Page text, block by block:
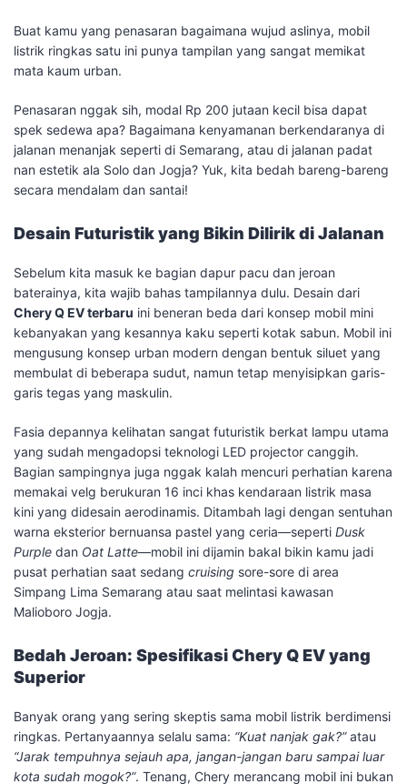
​Buat kamu yang penasaran bagaimana wujud aslinya, mobil
listrik ringkas satu ini punya tampilan yang sangat memikat
mata kaum urban.
Penasaran nggak sih, modal Rp 200 jutaan kecil bisa dapat
spek sedewa apa? Bagaimana kenyamanan berkendaranya di
jalanan menanjak seperti di Semarang, atau di jalanan padat
nan estetik ala Solo dan Jogja? Yuk, kita bedah bareng-bareng
secara mendalam dan santai!
Desain Futuristik yang Bikin Dilirik di Jalanan
​Sebelum kita masuk ke bagian dapur pacu dan jeroan
baterainya, kita wajib bahas tampilannya dulu. Desain dari
Chery Q EV terbaru ini beneran beda dari konsep mobil mini
kebanyakan yang kesannya kaku seperti kotak sabun. Mobil ini
mengusung konsep urban modern dengan bentuk siluet yang
membulat di beberapa sudut, namun tetap menyisipkan garis-
garis tegas yang maskulin.
​Fasia depannya kelihatan sangat futuristik berkat lampu utama
yang sudah mengadopsi teknologi LED projector canggih.
Bagian sampingnya juga nggak kalah mencuri perhatian karena
memakai velg berukuran 16 inci khas kendaraan listrik masa
kini yang didesain aerodinamis. Ditambah lagi dengan sentuhan
warna eksterior bernuansa pastel yang ceria—seperti Dusk
Purple dan Oat Latte—mobil ini dijamin bakal bikin kamu jadi
pusat perhatian saat sedang cruising sore-sore di area
Simpang Lima Semarang atau saat melintasi kawasan
Malioboro Jogja.
Bedah Jeroan: Spesifikasi Chery Q EV yang
Superior
​Banyak orang yang sering skeptis sama mobil listrik berdimensi
ringkas. Pertanyaannya selalu sama: “Kuat nanjak gak?”atau
“Jarak tempuhnya sejauh apa, jangan-jangan baru sampai luar
kota sudah mogok?”. Tenang, Chery merancang mobil ini bukan